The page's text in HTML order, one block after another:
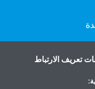
تعريف الارتباط